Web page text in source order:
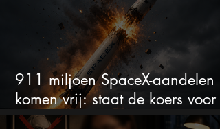
911 miljoen SpaceX-aandelen
komen vrij: staat de koers voor
een nieuwe crash?